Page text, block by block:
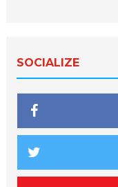
SOCIALIZE